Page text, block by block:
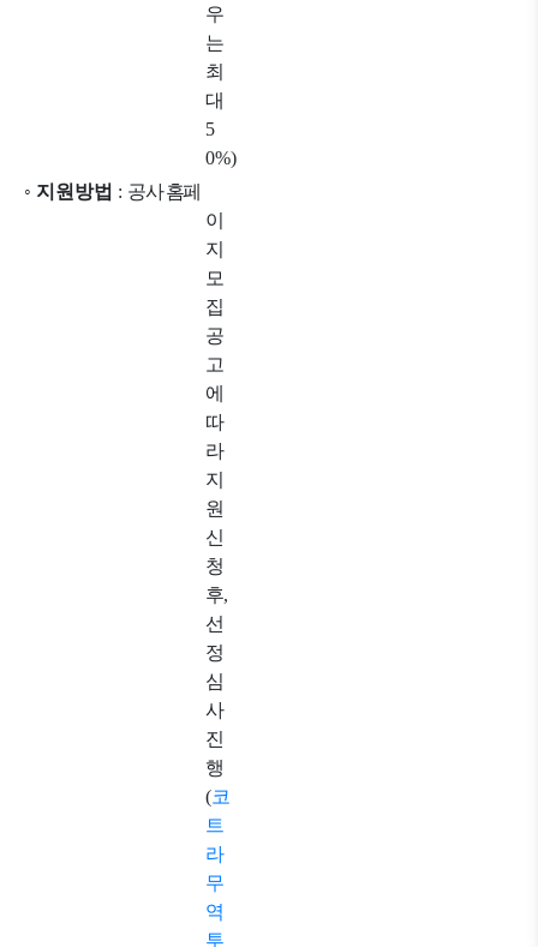
우
는
최
대
5
0%)
◦ 지원방법 : 공사 홈페
이
지
모
집
공
고
에
따
라
지
원
신
청
후,
선
정
심
사
진
행
(코
트
라
무
역
투